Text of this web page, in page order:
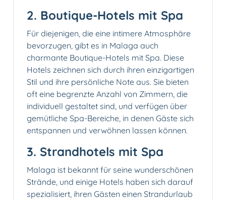
2. Boutique-Hotels mit Spa
Für diejenigen, die eine intimere Atmosphäre
bevorzugen, gibt es in Malaga auch
charmante Boutique-Hotels mit Spa. Diese
Hotels zeichnen sich durch ihren einzigartigen
Stil und ihre persönliche Note aus. Sie bieten
oft eine begrenzte Anzahl von Zimmern, die
individuell gestaltet sind, und verfügen über
gemütliche Spa-Bereiche, in denen Gäste sich
entspannen und verwöhnen lassen können.
3. Strandhotels mit Spa
Malaga ist bekannt für seine wunderschönen
Strände, und einige Hotels haben sich darauf
spezialisiert, ihren Gästen einen Strandurlaub